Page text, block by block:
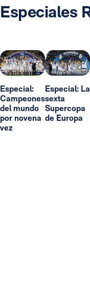
Especiales
Especial:
Campeones
del mundo
por novena
vez
Especial: La
sexta
Supercopa
de Europa